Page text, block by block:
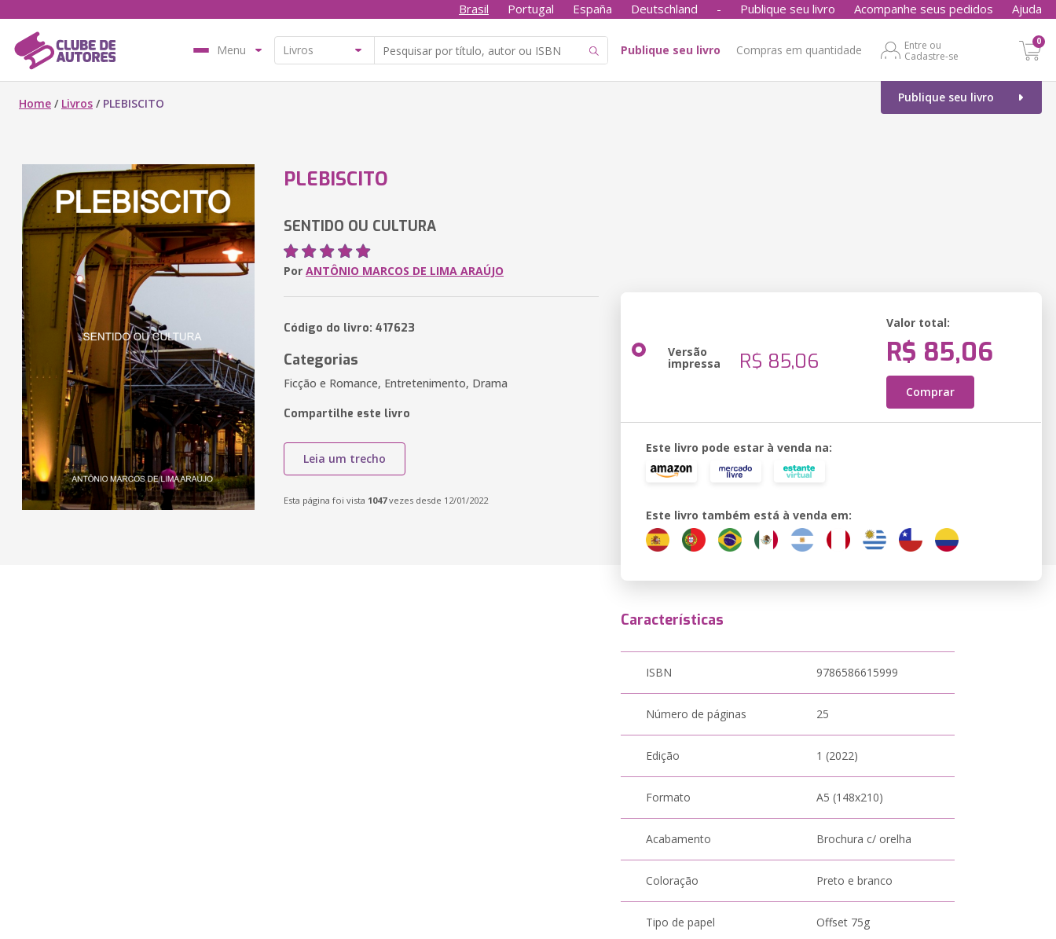
Brasil Portugal España Deutschland - Publique seu livro Acompanhe seus pedidos Ajuda
Menu Publique seu livro Compras em quantidade
Entre ou
Cadastre-se
0
Publique seu livro
Home / Livros / PLEBISCITO
PLEBISCITO
SENTIDO OU CULTURA
Por ANTÔNIO MARCOS DE LIMA ARAÚJO
Código do livro: 417623
Categorias
Ficção e Romance, Entretenimento, Drama
Compartilhe este livro
Leia um trecho
Esta página foi vista 1047vezes desde 12/01/2022
Versão
impressa R$ 85,06
Valor total:
R$ 85,06
Comprar
Este livro pode estar à venda na:
Este livro também está à venda em:
Características
ISBN 9786586615999
Número de páginas 25
Edição 1 (2022)
Formato A5 (148x210)
Acabamento Brochura c/ orelha
Coloração Preto e branco
Tipo de papel Offset 75g